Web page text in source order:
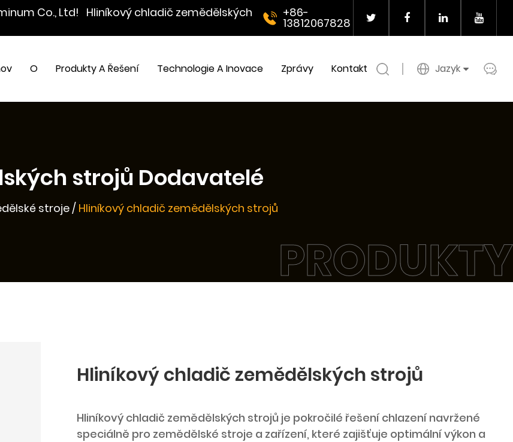
Co., Ltd! Hliníkový chladič zemědělských +86-
13812067828
O Produkty A Řešení Technologie A Inovace Zprávy Kontakt Jazyk
PRODUKTY
strojů Dodavatelé
stroje/ Hliníkový chladič zemědělských strojů
Hliníkový chladič zemědělských strojů
Hliníkový chladič zemědělských strojů je pokročilé řešení chlazení navržené
speciálně pro zemědělské stroje a zařízení, které zajišťuje optimální výkon a